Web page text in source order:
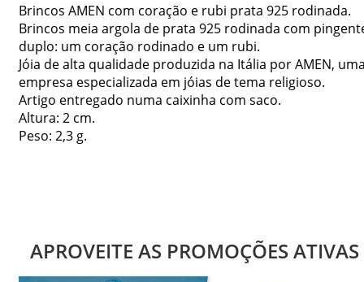
Brincos AMEN com coração e rubi prata 925 rodinada.
Brincos meia argola de prata 925 rodinada com
duplo: um coração rodinado e um rubi.
Jóia de alta qualidade produzida na Itália por AMEN,
empresa especializada em jóias de tema religioso.
Artigo entregado numa caixinha com saco.
Altura: 2 cm.
Peso: 2,3 g.
APROVEITE AS PROMOÇÕES ATIVAS